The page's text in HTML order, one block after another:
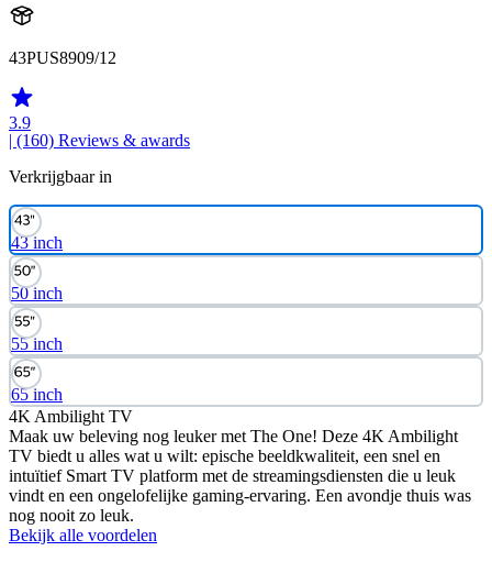
43PUS8909/12
3.9
| (160) Reviews & awards
Verkrijgbaar in
43 inch
50 inch
55 inch
65 inch
4K Ambilight TV
Maak uw beleving nog leuker met The One! Deze 4K Ambilight
TV biedt u alles wat u wilt: epische beeldkwaliteit, een snel en
intuïtief Smart TV platform met de streamingsdiensten die u leuk
vindt en een ongelofelijke gaming-ervaring. Een avondje thuis was
nog nooit zo leuk.
Bekijk alle voordelen